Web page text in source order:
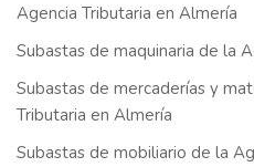
Agencia Tributaria en Almería
Subastas de maquinaria de la
Subastas de mercaderías y
Tributaria en Almería
Subastas de mobiliario de la